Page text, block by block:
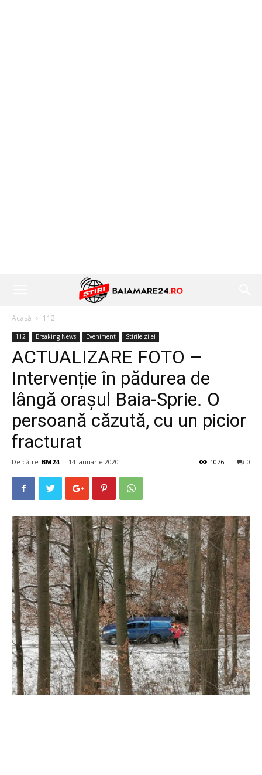
Acasă 112
112 Breaking News Eveniment Stirile zilei
ACTUALIZARE FOTO –
Intervenție în pădurea de
lângă orașul Baia-Sprie. O
persoană căzută, cu un picior
fracturat
De către BM24 - 14 ianuarie 2020 0
1076